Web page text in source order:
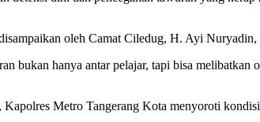
oleh Camat Ciledug, H. Ayi
bukan hanya antar pelajar, tapi bisa melibatkan
Kapolres Metro Tangerang Kota menyoroti